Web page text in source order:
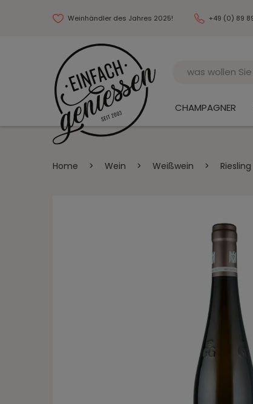
Weinhändler des Jahres 2025! +49 (0) 89
CHAMPAGNER
Home > Wein > Weißwein >